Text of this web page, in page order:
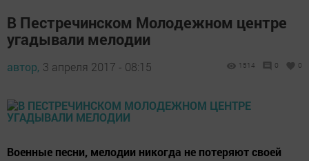
В Пестречинском Молодежном центре
угадывали мелодии
автор, 3 апреля 2017 - 08:15 1514 0 0
Военные песни, мелодии никогда не потеряют своей